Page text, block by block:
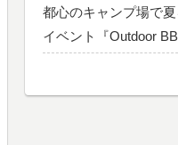
都心のキャンプ場で
イベント『Outdoor